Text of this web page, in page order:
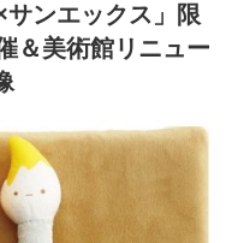
ンエックス」限
＆美術館リニュー